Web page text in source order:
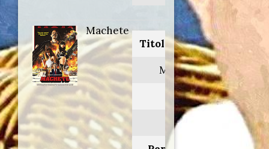
Machete
Titolo originale:
Machete
Anno:
2010